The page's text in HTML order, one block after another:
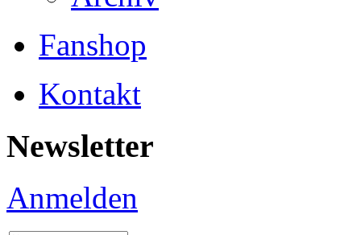
Fanshop
Kontakt
Newsletter
Anmelden